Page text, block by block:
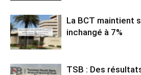
La BCT maintient
inchangé à 7%
TSB : Des